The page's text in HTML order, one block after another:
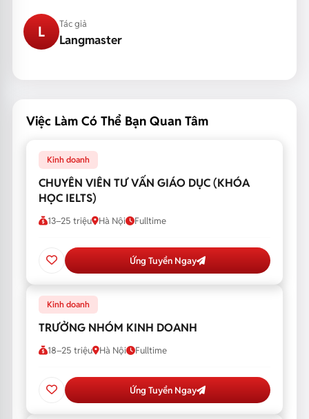
L Tác giả
Langmaster
Việc Làm Có Thể Bạn Quan Tâm
Kinh doanh
CHUYÊN VIÊN TƯ VẤN GIÁO DỤC (KHÓA
HỌC IELTS)
13–25 triệu Hà Nội Fulltime
Ứng Tuyển Ngay
Kinh doanh
TRƯỞNG NHÓM KINH DOANH
18–25 triệu Hà Nội Fulltime
Ứng Tuyển Ngay